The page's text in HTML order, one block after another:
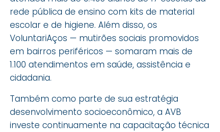
rede pública de ensino com kits de material
escolar e de higiene. Além disso, os
VoluntariAços — mutirões sociais promovidos
em bairros periféricos — somaram mais de
1.100 atendimentos em saúde, assistência e
cidadania.
Também como parte de sua estratégia
desenvolvimento socioeconômico, a AVB
investe continuamente na capacitação técnica